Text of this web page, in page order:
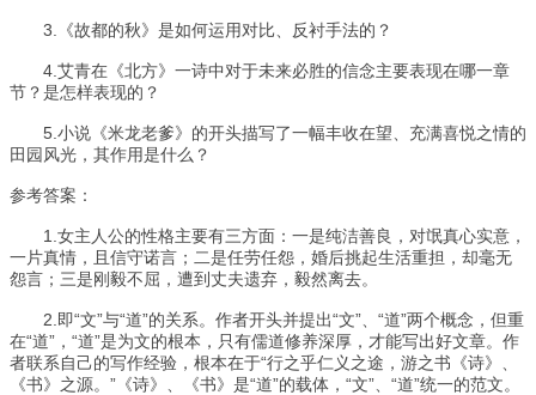
3.《故都的秋》是如何运用对比、反衬手法的？
4.艾青在《北方》一诗中对于未来必胜的信念主要表现在哪一章
节？是怎样表现的？
5.小说《米龙老爹》的开头描写了一幅丰收在望、充满喜悦之情的
田园风光，其作用是什么？
参考答案：
1.女主人公的性格主要有三方面：一是纯洁善良，对氓真心实意，
一片真情，且信守诺言；二是任劳任怨，婚后挑起生活重担，却毫无
怨言；三是刚毅不屈，遭到丈夫遗弃，毅然离去。
2.即“文”与“道”的关系。作者开头并提出“文”、“道”两个概念，但重
在“道”，“道”是为文的根本，只有儒道修养深厚，才能写出好文章。作
者联系自己的写作经验，根本在于“行之乎仁义之途，游之书《诗》、
《书》之源。”《诗》、《书》是“道”的载体，“文”、“道”统一的范文。